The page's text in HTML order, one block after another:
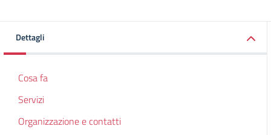
Dettagli
Cosa fa
Servizi
Organizzazione e contatti